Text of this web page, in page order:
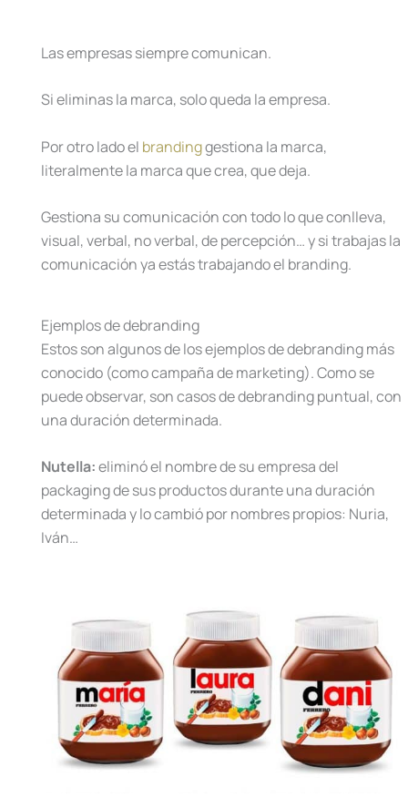
Las empresas siempre comunican.
Si eliminas la marca, solo queda la empresa.
Por otro lado el brandinggestiona la marca,
literalmente la marca que crea, que deja.
Gestiona su comunicación con todo lo que conlleva,
visual, verbal, no verbal, de percepción… y si trabajas la
comunicación ya estás trabajando el branding.
Ejemplos de debranding
Estos son algunos de los ejemplos de debranding más
conocido (como campaña de marketing). Como se
puede observar, son casos de debranding puntual, con
una duración determinada.
Nutella:eliminó el nombre de su empresa del
packaging de sus productos durante una duración
determinada y lo cambió por nombres propios: Nuria,
Iván…